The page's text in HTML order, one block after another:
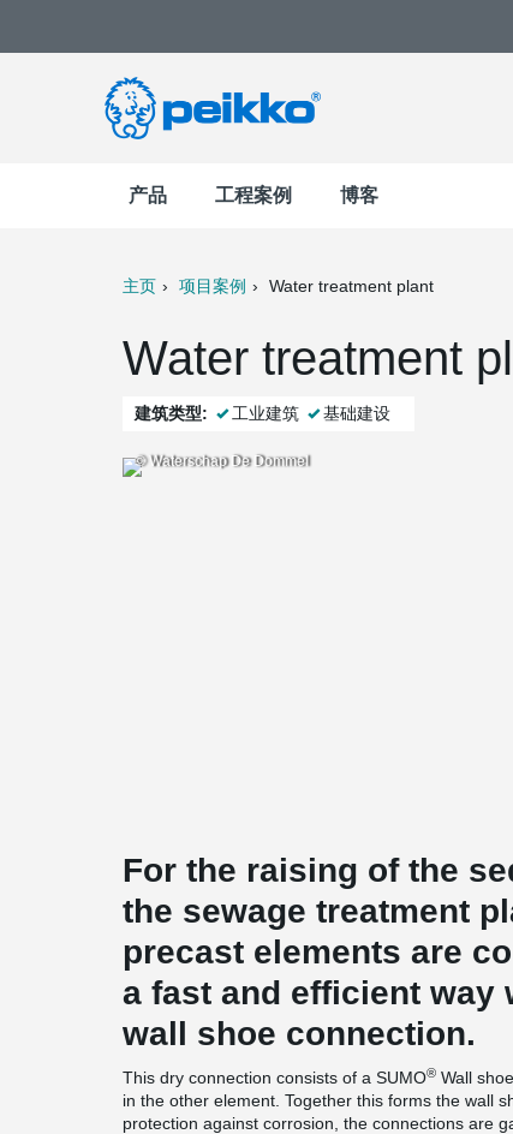
产品 工程案例 博客
主页 项目案例 Water treatment plant
Water treatment
建筑类型: 工业建筑 基础建设
© Waterschap De Dommel
For the raising of the
the sewage treatment
precast elements are
a fast and efficient way
wall shoe connection.
This dry connection consists of a SUMO® Wall
in the other element. Together this forms the wall
protection against corrosion, the connections are